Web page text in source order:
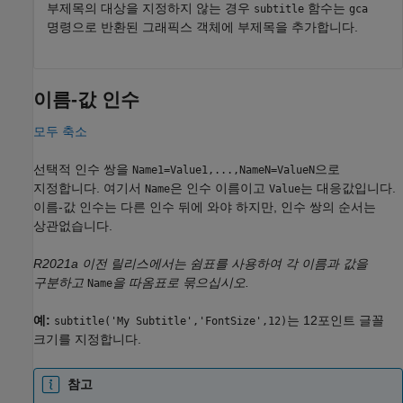
부제목의 대상을 지정하지 않는 경우 subtitle 함수는 gca
명령으로 반환된 그래픽스 객체에 부제목을 추가합니다.
이름-값 인수
모두 축소
선택적 인수 쌍을 Name1=Value1,...,NameN=ValueN으로
지정합니다. 여기서 Name은 인수 이름이고 Value는 대응값입니다.
이름-값 인수는 다른 인수 뒤에 와야 하지만, 인수 쌍의 순서는
상관없습니다.
R2021a 이전 릴리스에서는 쉼표를 사용하여 각 이름과 값을
구분하고 Name을 따옴표로 묶으십시오.
예: subtitle('My Subtitle','FontSize',12) 는 12포인트 글꼴
크기를 지정합니다.
참고